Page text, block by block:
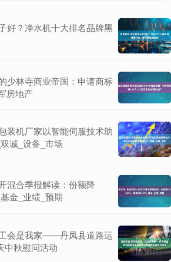
好？净水机十大排名品牌黑
少林寺商业帝国：申请商标
房地产
装机厂家以智能伺服技术助
诚_设备_市场
混合季报解读：份额降
金_业绩_预期
会是我家——丹凤县道路运
中秋慰问活动